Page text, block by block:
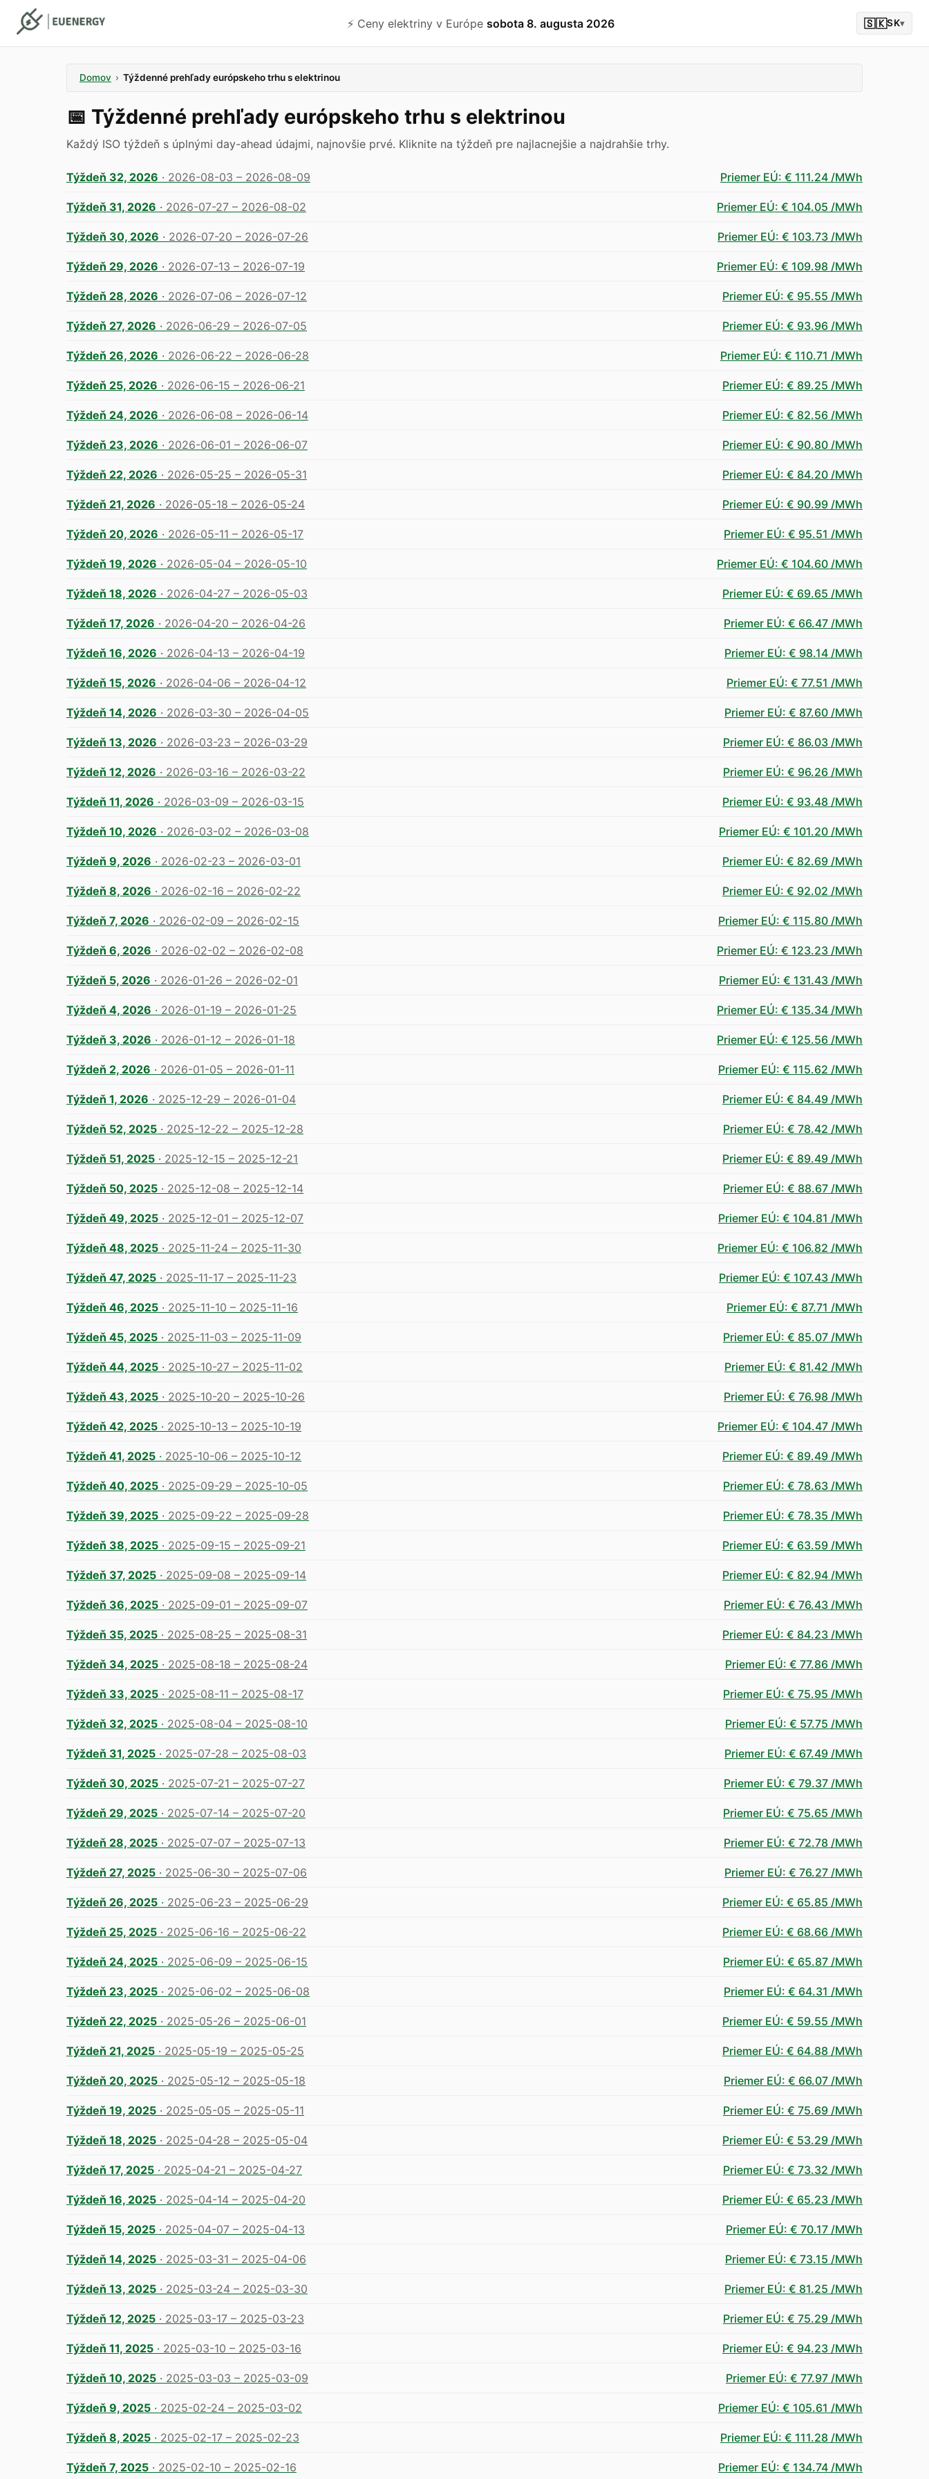
⚡️ Ceny elektriny v Európe sobota 8. augusta 2026 🇸🇰SK▾
Domov › Týždenné prehľady európskeho trhu s elektrinou
📅 Týždenné prehľady európskeho trhu s elektrinou
Každý ISO týždeň s úplnými day-ahead údajmi, najnovšie prvé. Kliknite na týždeň pre najlacnejšie a najdrahšie trhy.
Týždeň 32, 2026 · 2026-08-03 – 2026-08-09 Priemer EÚ: € 111.24 /MWh
Týždeň 31, 2026 · 2026-07-27 – 2026-08-02 Priemer EÚ: € 104.05 /MWh
Týždeň 30, 2026 · 2026-07-20 – 2026-07-26 Priemer EÚ: € 103.73 /MWh
Týždeň 29, 2026 · 2026-07-13 – 2026-07-19 Priemer EÚ: € 109.98 /MWh
Týždeň 28, 2026 · 2026-07-06 – 2026-07-12 Priemer EÚ: € 95.55 /MWh
Týždeň 27, 2026 · 2026-06-29 – 2026-07-05 Priemer EÚ: € 93.96 /MWh
Týždeň 26, 2026 · 2026-06-22 – 2026-06-28 Priemer EÚ: € 110.71 /MWh
Týždeň 25, 2026 · 2026-06-15 – 2026-06-21 Priemer EÚ: € 89.25 /MWh
Týždeň 24, 2026 · 2026-06-08 – 2026-06-14 Priemer EÚ: € 82.56 /MWh
Týždeň 23, 2026 · 2026-06-01 – 2026-06-07 Priemer EÚ: € 90.80 /MWh
Týždeň 22, 2026 · 2026-05-25 – 2026-05-31 Priemer EÚ: € 84.20 /MWh
Týždeň 21, 2026 · 2026-05-18 – 2026-05-24 Priemer EÚ: € 90.99 /MWh
Týždeň 20, 2026 · 2026-05-11 – 2026-05-17 Priemer EÚ: € 95.51 /MWh
Týždeň 19, 2026 · 2026-05-04 – 2026-05-10 Priemer EÚ: € 104.60 /MWh
Týždeň 18, 2026 · 2026-04-27 – 2026-05-03 Priemer EÚ: € 69.65 /MWh
Týždeň 17, 2026 · 2026-04-20 – 2026-04-26 Priemer EÚ: € 66.47 /MWh
Týždeň 16, 2026 · 2026-04-13 – 2026-04-19 Priemer EÚ: € 98.14 /MWh
Týždeň 15, 2026 · 2026-04-06 – 2026-04-12 Priemer EÚ: € 77.51 /MWh
Týždeň 14, 2026 · 2026-03-30 – 2026-04-05 Priemer EÚ: € 87.60 /MWh
Týždeň 13, 2026 · 2026-03-23 – 2026-03-29 Priemer EÚ: € 86.03 /MWh
Týždeň 12, 2026 · 2026-03-16 – 2026-03-22 Priemer EÚ: € 96.26 /MWh
Týždeň 11, 2026 · 2026-03-09 – 2026-03-15 Priemer EÚ: € 93.48 /MWh
Týždeň 10, 2026 · 2026-03-02 – 2026-03-08 Priemer EÚ: € 101.20 /MWh
Týždeň 9, 2026 · 2026-02-23 – 2026-03-01 Priemer EÚ: € 82.69 /MWh
Týždeň 8, 2026 · 2026-02-16 – 2026-02-22 Priemer EÚ: € 92.02 /MWh
Týždeň 7, 2026 · 2026-02-09 – 2026-02-15 Priemer EÚ: € 115.80 /MWh
Týždeň 6, 2026 · 2026-02-02 – 2026-02-08 Priemer EÚ: € 123.23 /MWh
Týždeň 5, 2026 · 2026-01-26 – 2026-02-01 Priemer EÚ: € 131.43 /MWh
Týždeň 4, 2026 · 2026-01-19 – 2026-01-25 Priemer EÚ: € 135.34 /MWh
Týždeň 3, 2026 · 2026-01-12 – 2026-01-18 Priemer EÚ: € 125.56 /MWh
Týždeň 2, 2026 · 2026-01-05 – 2026-01-11 Priemer EÚ: € 115.62 /MWh
Týždeň 1, 2026 · 2025-12-29 – 2026-01-04 Priemer EÚ: € 84.49 /MWh
Týždeň 52, 2025 · 2025-12-22 – 2025-12-28 Priemer EÚ: € 78.42 /MWh
Týždeň 51, 2025 · 2025-12-15 – 2025-12-21 Priemer EÚ: € 89.49 /MWh
Týždeň 50, 2025 · 2025-12-08 – 2025-12-14 Priemer EÚ: € 88.67 /MWh
Týždeň 49, 2025 · 2025-12-01 – 2025-12-07 Priemer EÚ: € 104.81 /MWh
Týždeň 48, 2025 · 2025-11-24 – 2025-11-30 Priemer EÚ: € 106.82 /MWh
Týždeň 47, 2025 · 2025-11-17 – 2025-11-23 Priemer EÚ: € 107.43 /MWh
Týždeň 46, 2025 · 2025-11-10 – 2025-11-16 Priemer EÚ: € 87.71 /MWh
Týždeň 45, 2025 · 2025-11-03 – 2025-11-09 Priemer EÚ: € 85.07 /MWh
Týždeň 44, 2025 · 2025-10-27 – 2025-11-02 Priemer EÚ: € 81.42 /MWh
Týždeň 43, 2025 · 2025-10-20 – 2025-10-26 Priemer EÚ: € 76.98 /MWh
Týždeň 42, 2025 · 2025-10-13 – 2025-10-19 Priemer EÚ: € 104.47 /MWh
Týždeň 41, 2025 · 2025-10-06 – 2025-10-12 Priemer EÚ: € 89.49 /MWh
Týždeň 40, 2025 · 2025-09-29 – 2025-10-05 Priemer EÚ: € 78.63 /MWh
Týždeň 39, 2025 · 2025-09-22 – 2025-09-28 Priemer EÚ: € 78.35 /MWh
Týždeň 38, 2025 · 2025-09-15 – 2025-09-21 Priemer EÚ: € 63.59 /MWh
Týždeň 37, 2025 · 2025-09-08 – 2025-09-14 Priemer EÚ: € 82.94 /MWh
Týždeň 36, 2025 · 2025-09-01 – 2025-09-07 Priemer EÚ: € 76.43 /MWh
Týždeň 35, 2025 · 2025-08-25 – 2025-08-31 Priemer EÚ: € 84.23 /MWh
Týždeň 34, 2025 · 2025-08-18 – 2025-08-24 Priemer EÚ: € 77.86 /MWh
Týždeň 33, 2025 · 2025-08-11 – 2025-08-17 Priemer EÚ: € 75.95 /MWh
Týždeň 32, 2025 · 2025-08-04 – 2025-08-10 Priemer EÚ: € 57.75 /MWh
Týždeň 31, 2025 · 2025-07-28 – 2025-08-03 Priemer EÚ: € 67.49 /MWh
Týždeň 30, 2025 · 2025-07-21 – 2025-07-27 Priemer EÚ: € 79.37 /MWh
Týždeň 29, 2025 · 2025-07-14 – 2025-07-20 Priemer EÚ: € 75.65 /MWh
Týždeň 28, 2025 · 2025-07-07 – 2025-07-13 Priemer EÚ: € 72.78 /MWh
Týždeň 27, 2025 · 2025-06-30 – 2025-07-06 Priemer EÚ: € 76.27 /MWh
Týždeň 26, 2025 · 2025-06-23 – 2025-06-29 Priemer EÚ: € 65.85 /MWh
Týždeň 25, 2025 · 2025-06-16 – 2025-06-22 Priemer EÚ: € 68.66 /MWh
Týždeň 24, 2025 · 2025-06-09 – 2025-06-15 Priemer EÚ: € 65.87 /MWh
Týždeň 23, 2025 · 2025-06-02 – 2025-06-08 Priemer EÚ: € 64.31 /MWh
Týždeň 22, 2025 · 2025-05-26 – 2025-06-01 Priemer EÚ: € 59.55 /MWh
Týždeň 21, 2025 · 2025-05-19 – 2025-05-25 Priemer EÚ: € 64.88 /MWh
Týždeň 20, 2025 · 2025-05-12 – 2025-05-18 Priemer EÚ: € 66.07 /MWh
Týždeň 19, 2025 · 2025-05-05 – 2025-05-11 Priemer EÚ: € 75.69 /MWh
Týždeň 18, 2025 · 2025-04-28 – 2025-05-04 Priemer EÚ: € 53.29 /MWh
Týždeň 17, 2025 · 2025-04-21 – 2025-04-27 Priemer EÚ: € 73.32 /MWh
Týždeň 16, 2025 · 2025-04-14 – 2025-04-20 Priemer EÚ: € 65.23 /MWh
Týždeň 15, 2025 · 2025-04-07 – 2025-04-13 Priemer EÚ: € 70.17 /MWh
Týždeň 14, 2025 · 2025-03-31 – 2025-04-06 Priemer EÚ: € 73.15 /MWh
Týždeň 13, 2025 · 2025-03-24 – 2025-03-30 Priemer EÚ: € 81.25 /MWh
Týždeň 12, 2025 · 2025-03-17 – 2025-03-23 Priemer EÚ: € 75.29 /MWh
Týždeň 11, 2025 · 2025-03-10 – 2025-03-16 Priemer EÚ: € 94.23 /MWh
Týždeň 10, 2025 · 2025-03-03 – 2025-03-09 Priemer EÚ: € 77.97 /MWh
Týždeň 9, 2025 · 2025-02-24 – 2025-03-02 Priemer EÚ: € 105.61 /MWh
Týždeň 8, 2025 · 2025-02-17 – 2025-02-23 Priemer EÚ: € 111.28 /MWh
Týždeň 7, 2025 · 2025-02-10 – 2025-02-16 Priemer EÚ: € 134.74 /MWh